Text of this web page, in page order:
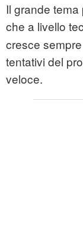
Il grande
che a livello
cresce
tentativi del
veloce.